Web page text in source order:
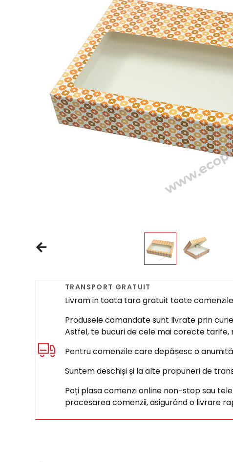
TRANSPORT GRATUIT
Livram in toata tara gratuit toate comenzile
Produsele comandate sunt livrate prin
Astfel, te bucuri de cele mai corecte
Pentru comenzile care depășesc o
Suntem deschiși și la alte propuneri de
Poți plasa comenzi online non-stop sau
procesarea comenzii, asigurând o livrare